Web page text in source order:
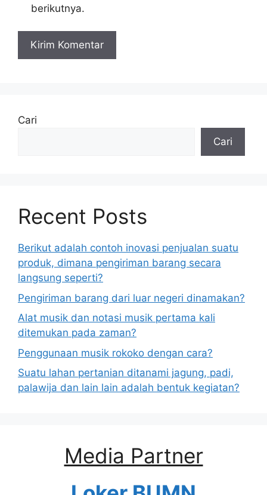
berikutnya.
Cari
Cari
Recent Posts
Berikut adalah contoh inovasi penjualan suatu
produk, dimana pengiriman barang secara
langsung seperti?
Pengiriman barang dari luar negeri dinamakan?
Alat musik dan notasi musik pertama kali
ditemukan pada zaman?
Penggunaan musik rokoko dengan cara?
Suatu lahan pertanian ditanami jagung, padi,
palawija dan lain lain adalah bentuk kegiatan?
Media Partner